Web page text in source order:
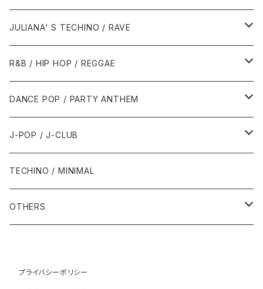
1988年
1990年
1991年
1995年
1996年
2000年代
2000年
2001年
2005年
2010年代
2010年
2011年
1994年・以前
1995年
1999年
2000年代
2000年
2001年
2005年
1980年代
1986年・以前
1987年
1990年代
1990年
1991年
2000年代
JULIANA' S TECHINO / RAVE
1990年代
1990年
1991年
2000年代
2000年
2001年
R&B / HIP HOP / REGGAE
1980年代
1985年・以前
1986年
1990年代
1990年
1991年
1993年
2000年代
2000年
2002年
DANCE POP / PARTY ANTHEM
1980年代
1988年・以前
1989年
1990年代
1990年
1992年
2000年代
2001年
J-POP / J-CLUB
1980年代
1990年代
1991年
2000年
TECHINO / MINIMAL
OTHERS
1985年・以前
1990年代
プライバシーポリシー